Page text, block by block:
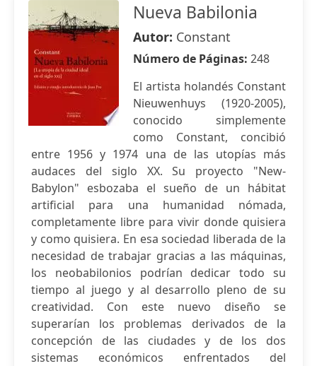
Nueva Babilonia
Autor: Constant
Número de Páginas: 248
El artista holandés Constant
Nieuwenhuys (1920-2005),
conocido simplemente
como Constant, concibió
entre 1956 y 1974 una de las utopías más
audaces del siglo XX. Su proyecto "New-
Babylon" esbozaba el sueño de un hábitat
artificial para una humanidad nómada,
completamente libre para vivir donde quisiera
y como quisiera. En esa sociedad liberada de la
necesidad de trabajar gracias a las máquinas,
los neobabilonios podrían dedicar todo su
tiempo al juego y al desarrollo pleno de su
creatividad. Con este nuevo diseño se
superarían los problemas derivados de la
concepción de las ciudades y de los dos
sistemas económicos enfrentados del